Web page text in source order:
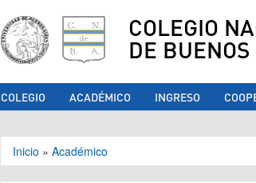
COLEGIO
DE
COLEGIO ACADÉMICO INGRESO
Se encuentra usted
Inicio » Académico